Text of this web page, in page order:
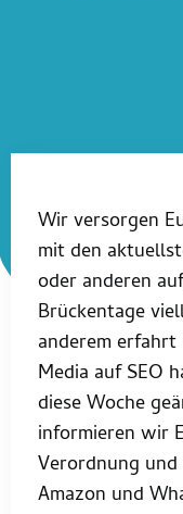
Wir versorgen
mit den
oder anderen
Brückentage
anderem
Media auf SEO
diese Woche
informieren wir
Verordnung
Amazon und